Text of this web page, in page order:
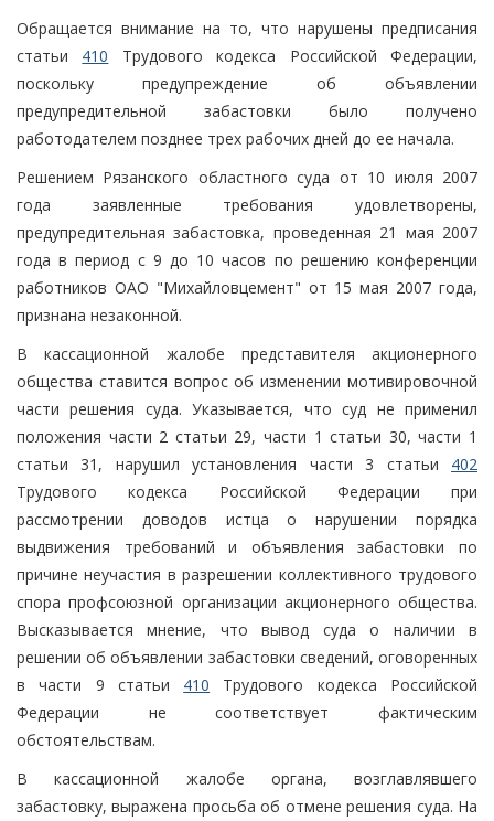
Обращается внимание на то, что нарушены предписания
статьи 410 Трудового кодекса Российской Федерации,
поскольку предупреждение об объявлении
предупредительной забастовки было получено
работодателем позднее трех рабочих дней до ее начала.
Решением Рязанского областного суда от 10 июля 2007
года заявленные требования удовлетворены,
предупредительная забастовка, проведенная 21 мая 2007
года в период с 9 до 10 часов по решению конференции
работников ОАО "Михайловцемент" от 15 мая 2007 года,
признана незаконной.
В кассационной жалобе представителя акционерного
общества ставится вопрос об изменении мотивировочной
части решения суда. Указывается, что суд не применил
положения части 2 статьи 29, части 1 статьи 30, части 1
статьи 31, нарушил установления части 3 статьи 402
Трудового кодекса Российской Федерации при
рассмотрении доводов истца о нарушении порядка
выдвижения требований и объявления забастовки по
причине неучастия в разрешении коллективного трудового
спора профсоюзной организации акционерного общества.
Высказывается мнение, что вывод суда о наличии в
решении об объявлении забастовки сведений, оговоренных
в части 9 статьи 410 Трудового кодекса Российской
Федерации не соответствует фактическим
обстоятельствам.
В кассационной жалобе органа, возглавлявшего
забастовку, выражена просьба об отмене решения суда. На